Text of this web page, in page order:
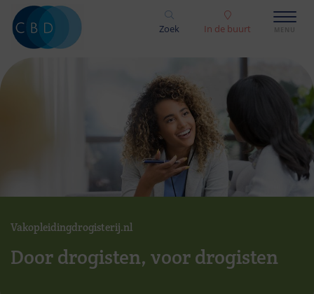
Zoek In de buurt
Vakopleidingdrogisterij.nl
Door drogisten, voor drogisten